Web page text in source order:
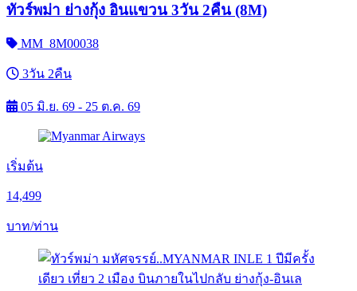
ทัวร์พม่า ย่างกุ้ง อินแขวน 3วัน 2คืน (8M)
MM_8M00038
3วัน 2คืน
05 มิ.ย. 69 - 25 ต.ค. 69
เริ่มต้น
14,499
บาท/ท่าน